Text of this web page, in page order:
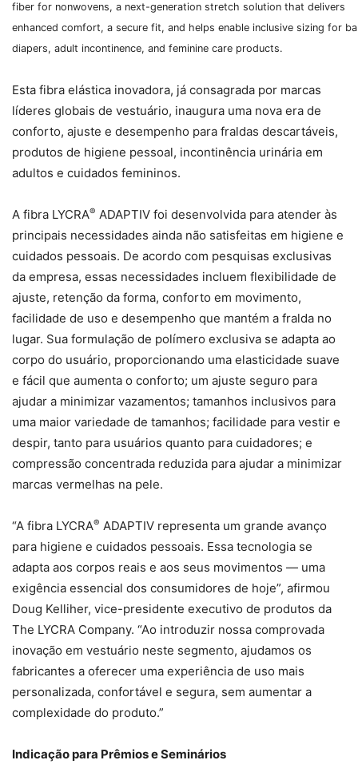
fiber for nonwovens, a next-generation stretch solution that delivers
enhanced comfort, a secure fit, and helps enable inclusive sizing for
diapers, adult incontinence, and feminine care products.
Esta fibra elástica inovadora, já consagrada por marcas
líderes globais de vestuário, inaugura uma nova era de
conforto, ajuste e desempenho para fraldas descartáveis,
produtos de higiene pessoal, incontinência urinária em
adultos e cuidados femininos.
A fibra LYCRA® ADAPTIV foi desenvolvida para atender às
principais necessidades ainda não satisfeitas em higiene e
cuidados pessoais. De acordo com pesquisas exclusivas
da empresa, essas necessidades incluem flexibilidade de
ajuste, retenção da forma, conforto em movimento,
facilidade de uso e desempenho que mantém a fralda no
lugar. Sua formulação de polímero exclusiva se adapta ao
corpo do usuário, proporcionando uma elasticidade suave
e fácil que aumenta o conforto; um ajuste seguro para
ajudar a minimizar vazamentos; tamanhos inclusivos para
uma maior variedade de tamanhos; facilidade para vestir e
despir, tanto para usuários quanto para cuidadores; e
compressão concentrada reduzida para ajudar a minimizar
marcas vermelhas na pele.
“A fibra LYCRA® ADAPTIV representa um grande avanço
para higiene e cuidados pessoais. Essa tecnologia se
adapta aos corpos reais e aos seus movimentos — uma
exigência essencial dos consumidores de hoje”, afirmou
Doug Kelliher, vice-presidente executivo de produtos da
The LYCRA Company. “Ao introduzir nossa comprovada
inovação em vestuário neste segmento, ajudamos os
fabricantes a oferecer uma experiência de uso mais
personalizada, confortável e segura, sem aumentar a
complexidade do produto.”
Indicação para Prêmios e Seminários